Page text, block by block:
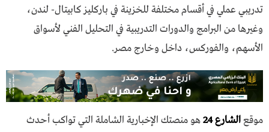
تدريبي عملي في أقسام مختلفة للخزينة في باركليز كابيتال- لندن،
وغيرها من البرامج والدورات التدريبية في التحليل الفني لأسواق
الأسهم، والفوركس، داخل وخارج مصر.
موقعالشارع 24
هو منصتك الإخبارية الشاملة التي تواكب أحدث